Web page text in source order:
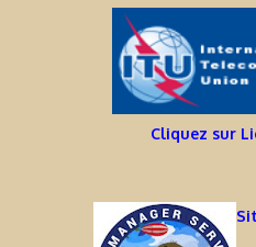
Cliquez sur